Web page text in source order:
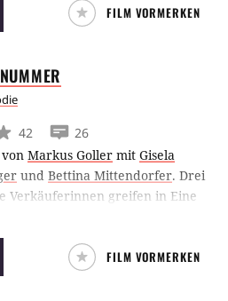
Provinz verschiedensten
FILM VORMERKEN
NUMMER
42
26
von Markus Goller mit Gisela
und Bettina Mittendorfer. Drei
Verkäuferinnen greifen in Eine
anzulocken.
FILM VORMERKEN